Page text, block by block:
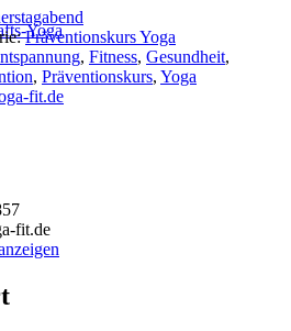
Yoga
Präventionskurs Yoga
, Fitness, Gesundheit,
, Präventionskurs, Yoga
fit.de
fit.de